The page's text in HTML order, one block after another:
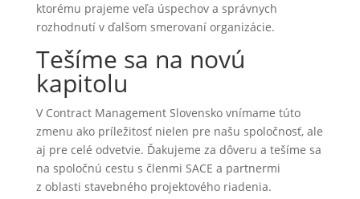
ktorému prajeme veľa úspechov a správnych
rozhodnutí v ďalšom smerovaní organizácie.
Tešíme sa na novú
kapitolu
V Contract Management Slovensko vnímame túto
zmenu ako príležitosť nielen pre našu spoločnosť, ale
aj pre celé odvetvie. Ďakujeme za dôveru a tešíme sa
na spoločnú cestu s členmi SACE a partnermi
z oblasti stavebného projektového riadenia.